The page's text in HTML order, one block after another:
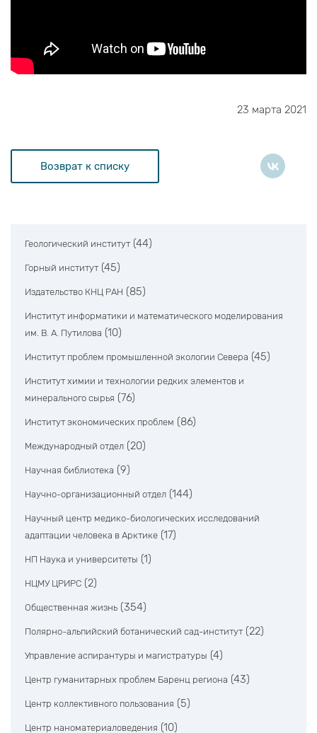
23 марта 2021
Возврат к списку
Геологический институт (44)
Горный институт (45)
Издательство КНЦ РАН (85)
Институт информатики и математического моделирования
им. В. А. Путилова (10)
Институт проблем промышленной экологии Севера (45)
Институт химии и технологии редких элементов и
минерального сырья (76)
Институт экономических проблем (86)
Международный отдел (20)
Научная библиотека (9)
Научно-организационный отдел (144)
Научный центр медико-биологических исследований
адаптации человека в Арктике (17)
НП Наука и университеты (1)
НЦМУ ЦРИРС (2)
Общественная жизнь (354)
Полярно-альпийский ботанический сад-институт (22)
Управление аспирантуры и магистратуры (4)
Центр гуманитарных проблем Баренц региона (43)
Центр коллективного пользования (5)
Центр наноматериаловедения (10)